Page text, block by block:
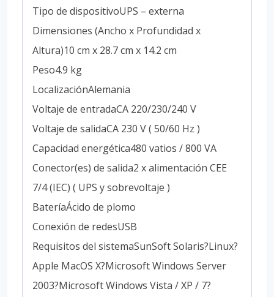
Tipo de dispositivoUPS – externa
Dimensiones (Ancho x Profundidad x
Altura)10 cm x 28.7 cm x 14.2 cm
Peso4.9 kg
LocalizaciónAlemania
Voltaje de entradaCA 220/230/240 V
Voltaje de salidaCA 230 V ( 50/60 Hz )
Capacidad energética480 vatios / 800 VA
Conector(es) de salida2 x alimentación CEE
7/4 (IEC) ( UPS y sobrevoltaje )
BateríaÁcido de plomo
Conexión de redesUSB
Requisitos del sistemaSunSoft Solaris?Linux?
Apple MacOS X?Microsoft Windows Server
2003?Microsoft Windows Vista / XP / 7?